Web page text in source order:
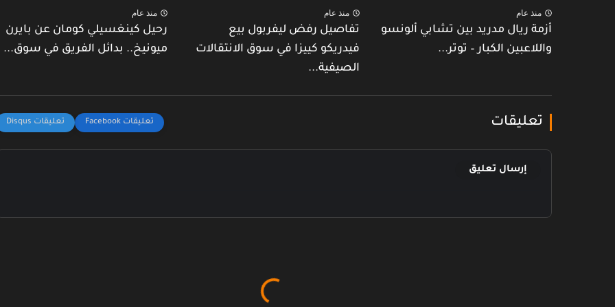
منذ عام
أزمة ريال مدريد بين تشابي ألونسو
واللاعبين الكبار – توتر...
منذ عام
تفاصيل رفض ليفربول بيع
فيدريكو كييزا في سوق الانتقالات
الصيفية...
منذ عام
رحيل كينغسيلي كومان عن بايرن
ميونيخ.. بدائل الفريق في سوق...
تعليقات
إرسال تعليق